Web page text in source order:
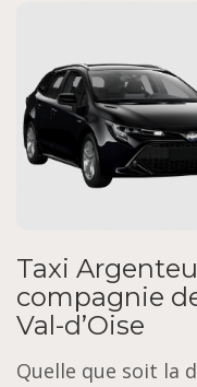
Taxi
compagnie
Val-d’Oise
Quelle que soit la